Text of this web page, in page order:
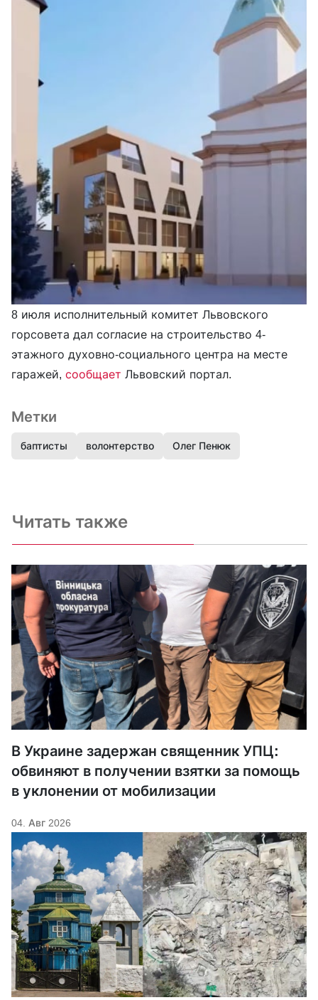
8 июля исполнительный комитет Львовского
горсовета дал согласие на строительство 4-
этажного духовно-социального центра на месте
гаражей, сообщает Львовский портал.
Метки
баптисты волонтерство Олег Пенюк
Читать также
В Украине задержан священник УПЦ:
обвиняют в получении взятки за помощь
в уклонении от мобилизации
04. Авг 2026